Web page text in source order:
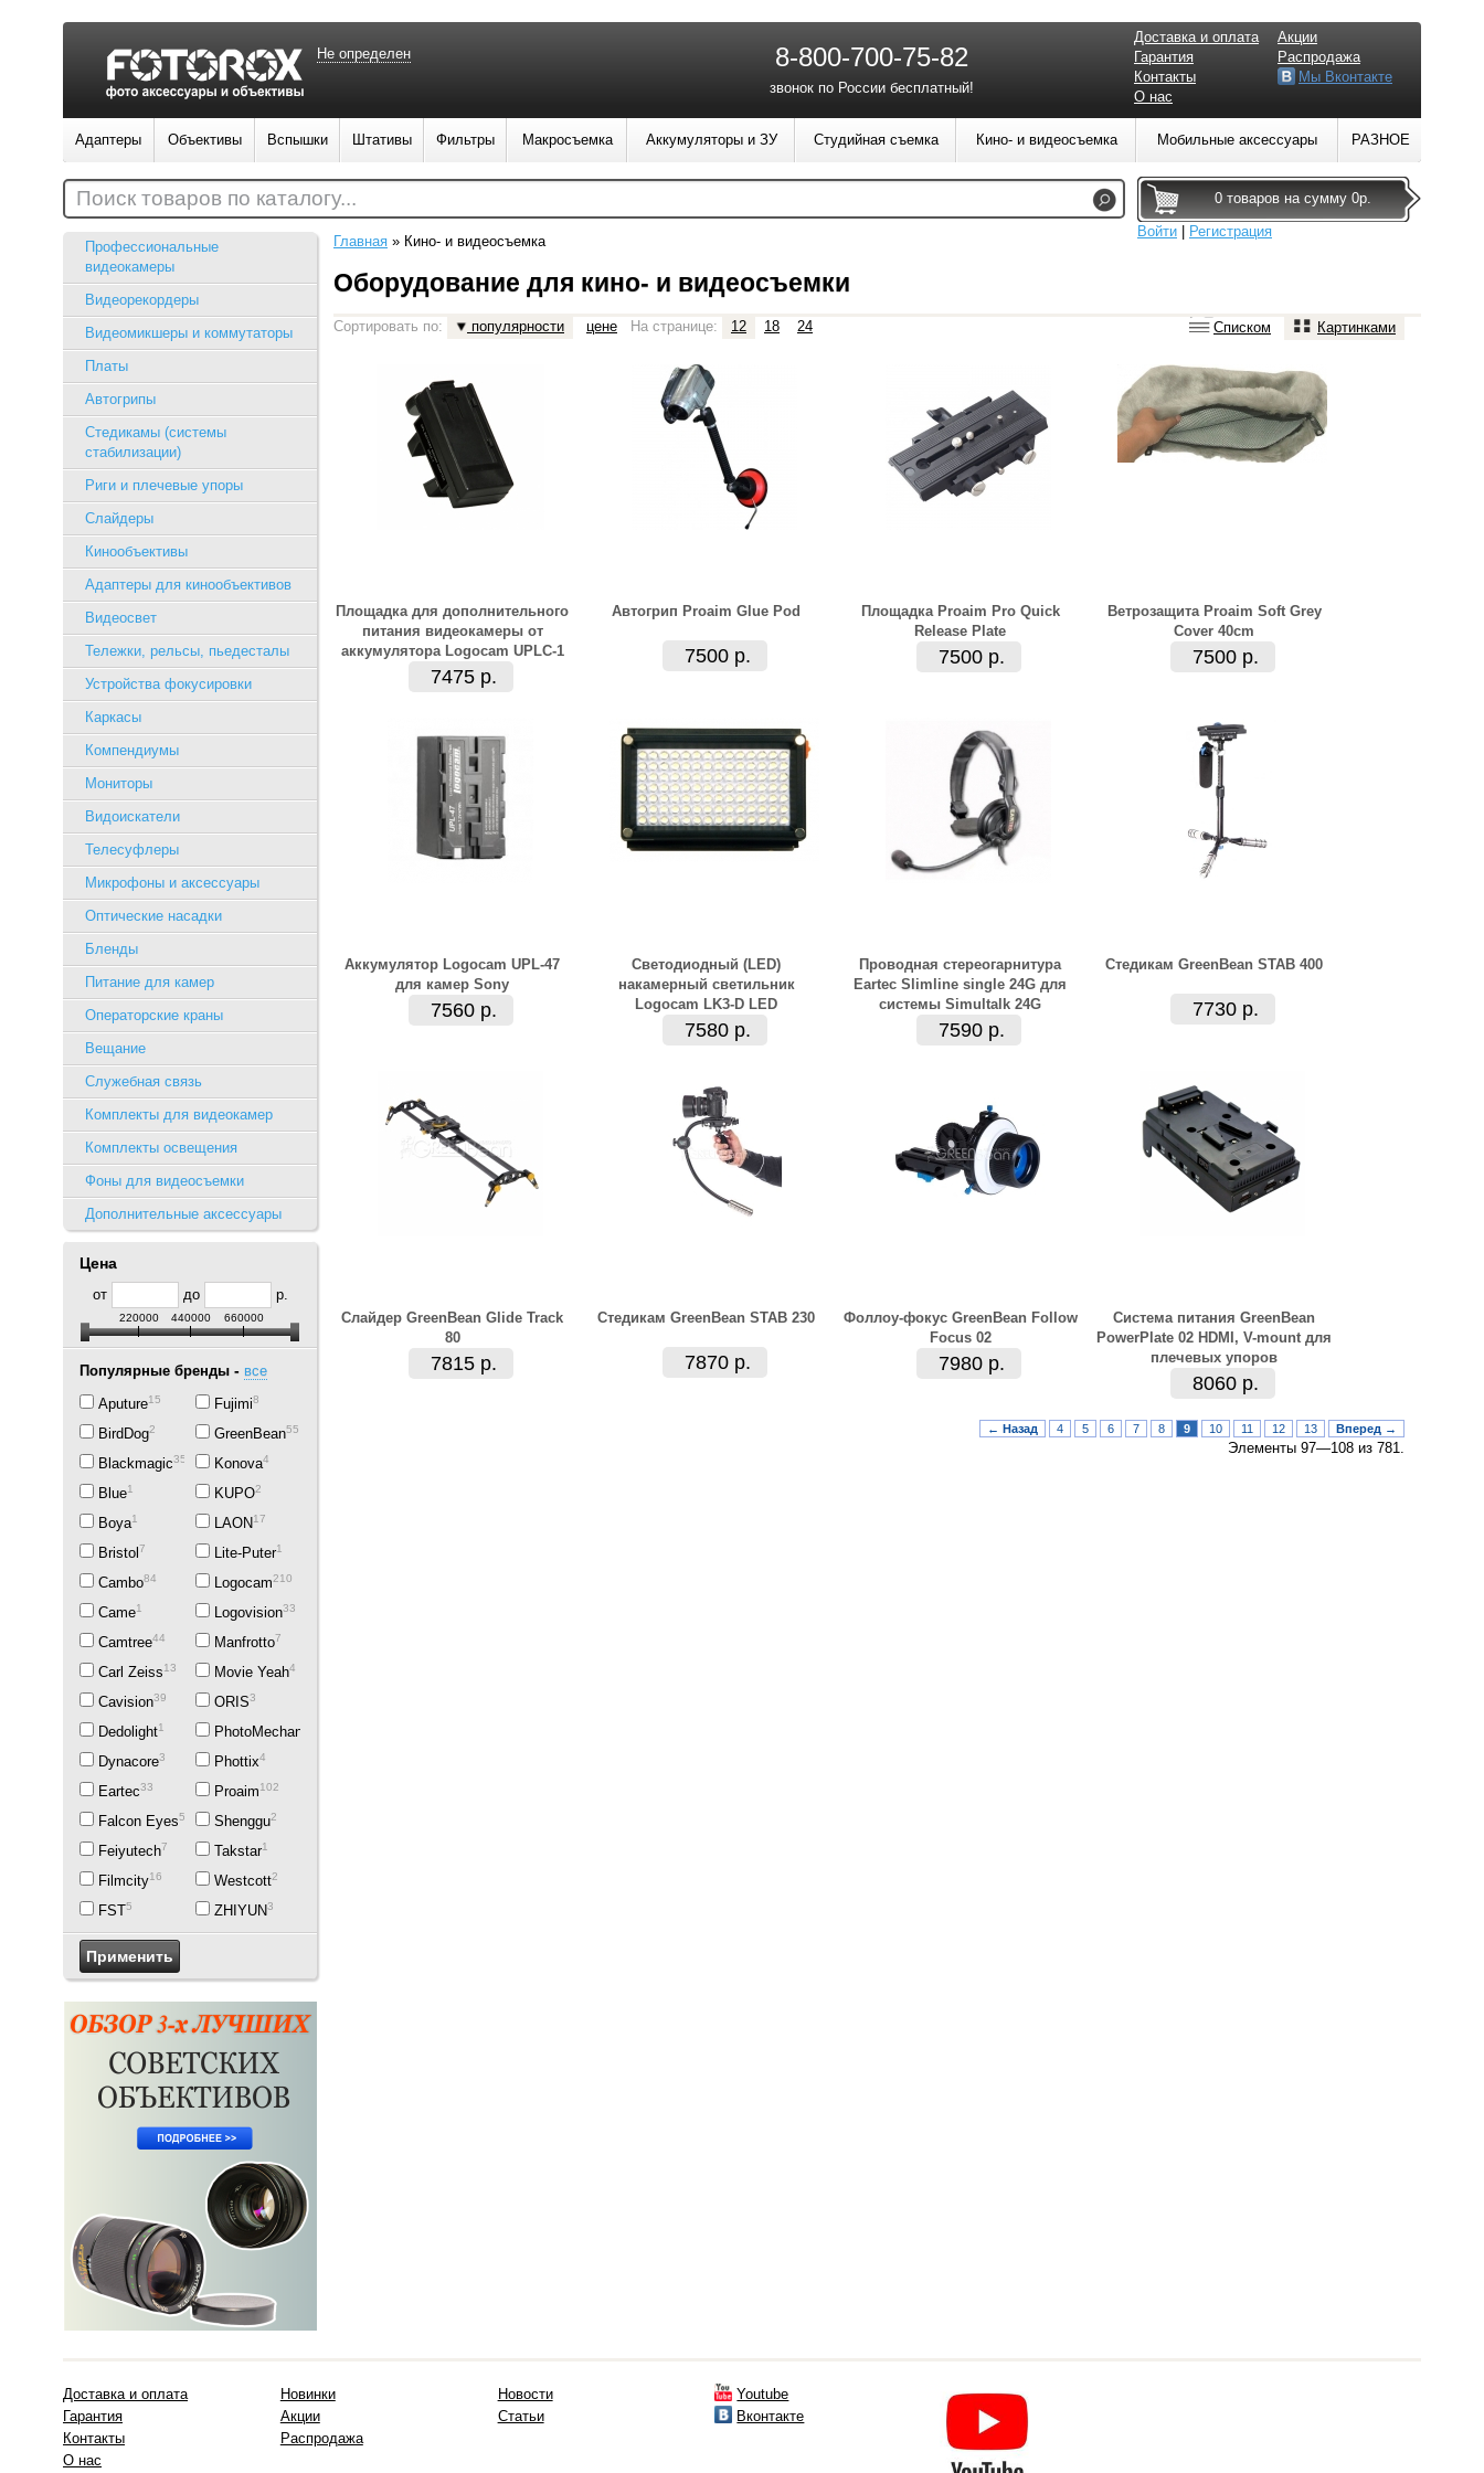
Профессиональные
видеокамеры
Видеорекордеры
Видеомикшеры и коммутаторы
Платы
Автогрипы
Стедикамы (системы
стабилизации)
Риги и плечевые упоры
Слайдеры
Кинообъективы
Адаптеры для кинообъективов
Видеосвет
Тележки, рельсы, пьедесталы
Устройства фокусировки
Каркасы
Компендиумы
Мониторы
Видоискатели
Телесуфлеры
Микрофоны и аксессуары
Оптические насадки
Бленды
Питание для камер
Операторские краны
Вещание
Служебная связь
Комплекты для видеокамер
Комплекты освещения
Фоны для видеосъемки
Дополнительные аксессуары
Цена
от до р.
220000 440000 660000
Популярные бренды - все
Aputure15
BirdDog2
Blackmagic35
Blue1
Boya1
Bristol7
Cambo84
Came1
Camtree44
Carl Zeiss13
Cavision39
Dedolight1
Dynacore3
Eartec33
Falcon Eyes5
Feiyutech7
Filmcity16
FST5
Fujimi8
GreenBean55
Konova4
KUPO2
LAON17
Lite-Puter1
Logocam210
Logovision33
Manfrotto7
Movie Yeah4
ORIS3
PhotoMechanics
Phottix4
Proaim102
Shenggu2
Takstar1
Westcott2
ZHIYUN3
Главная » Кино- и видеосъемка
Оборудование для кино- и видеосъемки
Сортировать по: популярности цене На странице: 12 18 24 Списком Картинками
Площадка для дополнительного
питания видеокамеры от
аккумулятора Logocam UPLC-1
7475 р.
Автогрип Proaim Glue Pod
7500 р.
Площадка Proaim Pro Quick
Release Plate
7500 р.
Ветрозащита Proaim Soft Grey
Cover 40cm
7500 р.
Аккумулятор Logocam UPL-47
для камер Sony
7560 р.
Светодиодный (LED)
накамерный светильник
Logocam LK3-D LED
7580 р.
Проводная стереогарнитура
Eartec Slimline single 24G для
системы Simultalk 24G
7590 р.
Стедикам GreenBean STAB 400
7730 р.
Слайдер GreenBean Glide Track
80
7815 р.
Стедикам GreenBean STAB 230
7870 р.
Фоллоу-фокус GreenBean Follow
Focus 02
7980 р.
Система питания GreenBean
PowerPlate 02 HDMI, V-mount для
плечевых упоров
8060 р.
← Назад 4 5 6 7 8 9 10 11 12 13 Вперед →
Элементы 97—108 из 781.
Не определен 8-800-700-75-82
звонок по России бесплатный!
Доставка и оплата
Гарантия
Контакты
О нас
Акции
Распродажа
Мы Вконтакте
Адаптеры Объективы Вспышки Штативы Фильтры Макросъемка Аккумуляторы и ЗУ Студийная съемка Кино- и видеосъемка Мобильные аксессуары РАЗНОЕ
0 товаров на сумму 0р.
Войти
Регистрация
Поиск товаров по каталогу...
Доставка и оплата
Гарантия
Контакты
О нас
Новинки
Акции
Распродажа
Новости
Статьи
Youtube
Вконтакте